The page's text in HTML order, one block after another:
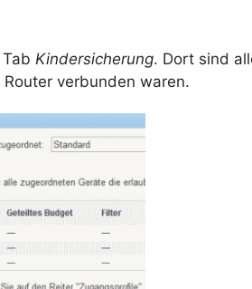
Tab Kindersicherung. Dort sind
Router verbunden waren.